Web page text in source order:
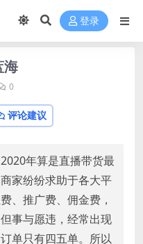
登录
海
0
评论建议
年算是直播带货最
家纷纷求助于各大平
、推广费、佣金费，
事与愿违，经常出现
单只有四五单。所以